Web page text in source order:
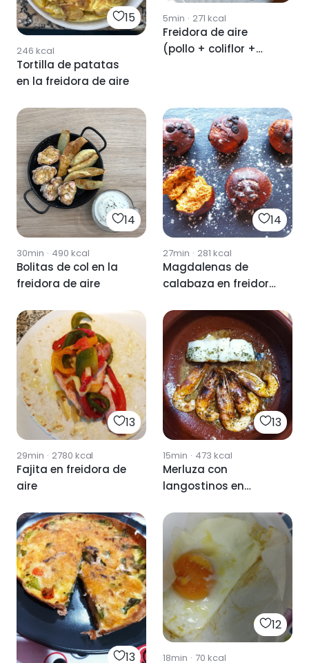
15
246 kcal
Tortilla de patatas
en la freidora de aire
5min · 271 kcal
Freidora de aire
(pollo + coliflor +
14
30min · 490 kcal
Bolitas de col en la
freidora de aire
14
27min · 281 kcal
Magdalenas de
calabaza en freidora
13
29min · 2780 kcal
Fajita en freidora de
aire
13
15min · 473 kcal
Merluza con
langostinos en
aire
13
12
18min · 70 kcal